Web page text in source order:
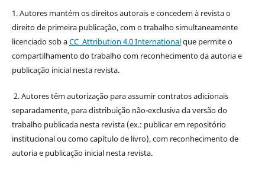
1. Autores mantém os direitos autorais e concedem à revista o
direito de primeira publicação, com o trabalho simultaneamente
licenciado sob aCC Attribution 4.0 Internationalque permite o
compartilhamento do trabalho com reconhecimento da autoria e
publicação inicial nesta revista.
2. Autores têm autorização para assumir contratos adicionais
separadamente, para distribuição não-exclusiva da versão do
trabalho publicada nesta revista (ex.: publicar em repositório
institucional ou como capítulo de livro), com reconhecimento de
autoria e publicação inicial nesta revista.